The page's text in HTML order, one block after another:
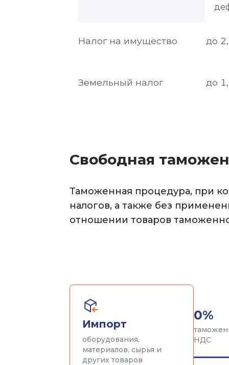
Налог на имущество до
Земельный налог до
Свободная
Таможенная процедура, при
налогов, а также без
отношении товаров
Импорт
оборудования,
материалов, сырья и
других товаров
0%
НДС